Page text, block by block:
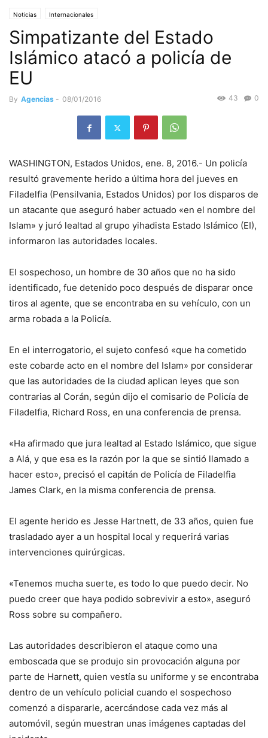
Noticias Internacionales
Simpatizante del Estado
Islámico atacó a policía de
EU
By Agencias - 08/01/2016 0
43
WASHINGTON, Estados Unidos, ene. 8, 2016.- Un policía
resultó gravemente herido a última hora del jueves en
Filadelfia (Pensilvania, Estados Unidos) por los disparos de
un atacante que aseguró haber actuado «en el nombre del
Islam» y juró lealtad al grupo yihadista Estado Islámico (EI),
informaron las autoridades locales.
El sospechoso, un hombre de 30 años que no ha sido
identificado, fue detenido poco después de disparar once
tiros al agente, que se encontraba en su vehículo, con un
arma robada a la Policía.
En el interrogatorio, el sujeto confesó «que ha cometido
este cobarde acto en el nombre del Islam» por considerar
que las autoridades de la ciudad aplican leyes que son
contrarias al Corán, según dijo el comisario de Policía de
Filadelfia, Richard Ross, en una conferencia de prensa.
«Ha afirmado que jura lealtad al Estado Islámico, que sigue
a Alá, y que esa es la razón por la que se sintió llamado a
hacer esto», precisó el capitán de Policía de Filadelfia
James Clark, en la misma conferencia de prensa.
El agente herido es Jesse Hartnett, de 33 años, quien fue
trasladado ayer a un hospital local y requerirá varias
intervenciones quirúrgicas.
«Tenemos mucha suerte, es todo lo que puedo decir. No
puedo creer que haya podido sobrevivir a esto», aseguró
Ross sobre su compañero.
Las autoridades describieron el ataque como una
emboscada que se produjo sin provocación alguna por
parte de Harnett, quien vestía su uniforme y se encontraba
dentro de un vehículo policial cuando el sospechoso
comenzó a dispararle, acercándose cada vez más al
automóvil, según muestran unas imágenes captadas del